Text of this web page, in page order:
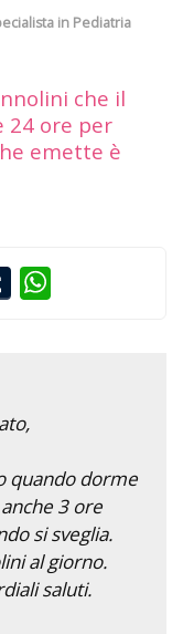
in Pediatria
che il
24 ore per
emette è
Tumblr
quando dorme
3 ore
si sveglia.
al giorno.
saluti.